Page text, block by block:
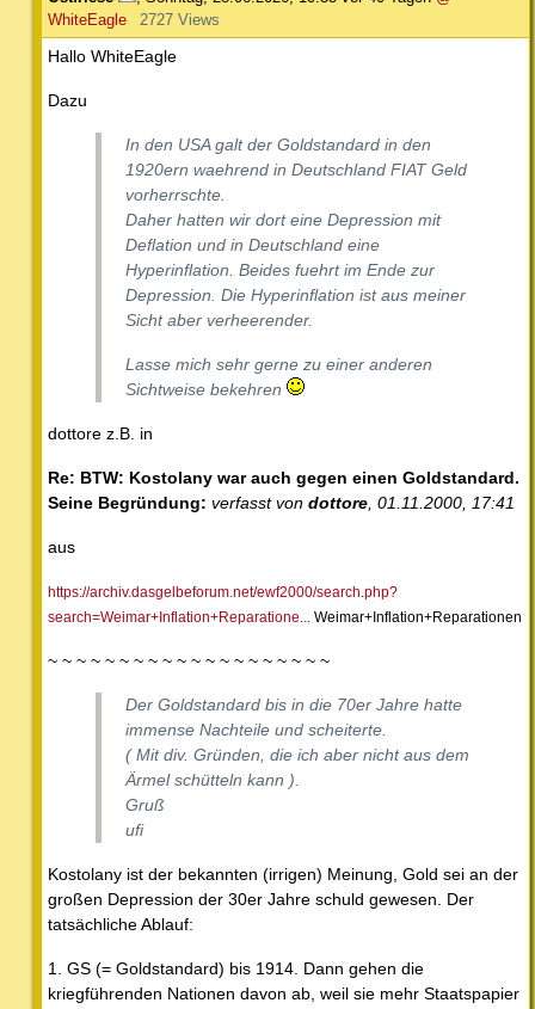
WhiteEagle
2727 Views
Hallo WhiteEagle
Dazu
In den USA galt der Goldstandard in den
1920ern waehrend in Deutschland FIAT Geld
vorherrschte.
Daher hatten wir dort eine Depression mit
Deflation und in Deutschland eine
Hyperinflation. Beides fuehrt im Ende zur
Depression. Die Hyperinflation ist aus meiner
Sicht aber verheerender.
Lasse mich sehr gerne zu einer anderen
Sichtweise bekehren
dottore z.B. in
Re: BTW: Kostolany war auch gegen einen Goldstandard.
Seine Begründung: verfasst von dottore , 01.11.2000, 17:41
aus
https://archiv.dasgelbeforum.net/ewf2000/search.php?
search=Weimar+Inflation+Reparatione...
Weimar+Inflation+Reparationen
~ ~ ~ ~ ~ ~ ~ ~ ~ ~ ~ ~ ~ ~ ~ ~ ~ ~ ~ ~
Der Goldstandard bis in die 70er Jahre hatte
immense Nachteile und scheiterte.
( Mit div. Gründen, die ich aber nicht aus dem
Ärmel schütteln kann ).
Gruß
ufi
Kostolany ist der bekannten (irrigen) Meinung, Gold sei an der
großen Depression der 30er Jahre schuld gewesen. Der
tatsächliche Ablauf:
1. GS (= Goldstandard) bis 1914. Dann gehen die
kriegführenden Nationen davon ab, weil sie mehr Staatspapier